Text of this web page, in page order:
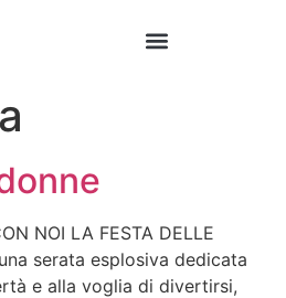
NOI LA FESTA DELLE
serata esplosiva dedicata
e alla voglia di divertirsi,